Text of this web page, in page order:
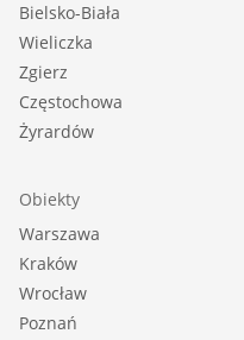
Bielsko-Biała
Wieliczka
Zgierz
Częstochowa
Żyrardów
Obiekty
Warszawa
Kraków
Wrocław
Poznań